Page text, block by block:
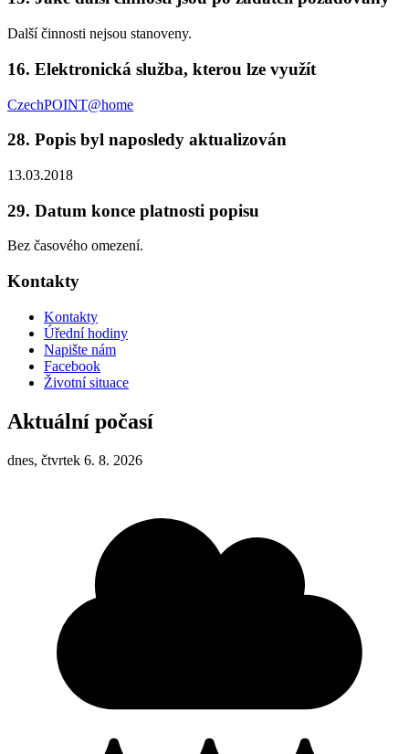
Další činnosti nejsou stanoveny.
16. Elektronická služba, kterou lze využít
CzechPOINT@home
28. Popis byl naposledy aktualizován
13.03.2018
29. Datum konce platnosti popisu
Bez časového omezení.
Kontakty
Kontakty
Úřední hodiny
Napište nám
Facebook
Životní situace
Aktuální počasí
dnes, čtvrtek 6. 8. 2026